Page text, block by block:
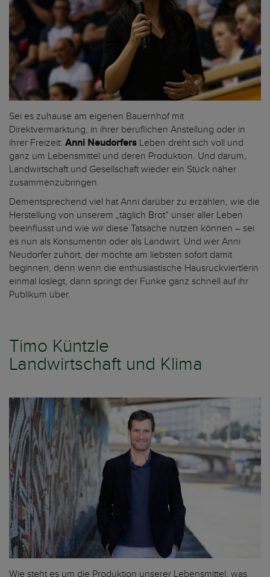
Sei es zuhause am eigenen Bauernhof mit
Direktvermarktung, in ihrer beruflichen Anstellung oder in
ihrer Freizeit: Anni Neudorfers Leben dreht sich voll und
ganz um Lebensmittel und deren Produktion. Und darum,
Landwirtschaft und Gesellschaft wieder ein Stück näher
zusammenzubringen.
Dementsprechend viel hat Anni darüber zu erzählen, wie die
Herstellung von unserem „täglich Brot“ unser aller Leben
beeinflusst und wie wir diese Tatsache nutzen können – sei
es nun als Konsumentin oder als Landwirt. Und wer Anni
Neudorfer zuhört, der möchte am liebsten sofort damit
beginnen, denn wenn die enthusiastische Hausruckviertlerin
einmal loslegt, dann springt der Funke ganz schnell auf ihr
Publikum über.
Timo Küntzle
Landwirtschaft und Klima
Wie steht es um die Produktion unserer Lebensmittel, was